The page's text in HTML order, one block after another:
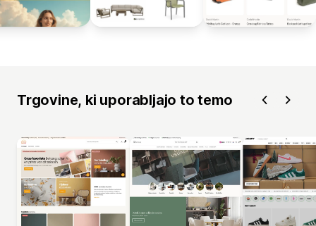
Trgovine, ki uporabljajo to temo